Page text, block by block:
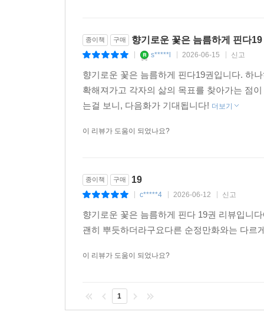
종이책 구매 향기로운 꽃은 늠름하게 핀다19
| s*****l 2026-06-15 | 신고
향기로운 꽃은 늠름하게 핀다19권입니다. 하
확해져가고 각자의 삶의 목표를 찾아가는 점
종이책 구매 19
| c*****4 | 2026-06-12 신고
향기로운 꽃은 늠름하게 핀다 19권 리뷰입니
1